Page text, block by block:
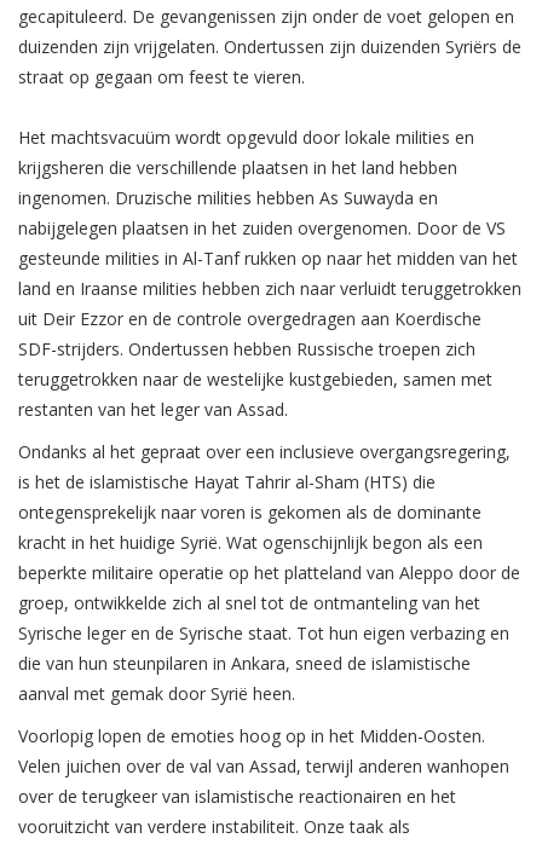
gecapituleerd. De gevangenissen zijn onder de voet gelopen en
duizenden zijn vrijgelaten. Ondertussen zijn duizenden Syriërs de
straat op gegaan om feest te vieren.
Het machtsvacuüm wordt opgevuld door lokale milities en
krijgsheren die verschillende plaatsen in het land hebben
ingenomen. Druzische milities hebben As Suwayda en
nabijgelegen plaatsen in het zuiden overgenomen. Door de VS
gesteunde milities in Al-Tanf rukken op naar het midden van het
land en Iraanse milities hebben zich naar verluidt teruggetrokken
uit Deir Ezzor en de controle overgedragen aan Koerdische
SDF-strijders. Ondertussen hebben Russische troepen zich
teruggetrokken naar de westelijke kustgebieden, samen met
restanten van het leger van Assad.
Ondanks al het gepraat over een inclusieve overgangsregering,
is het de islamistische Hayat Tahrir al-Sham (HTS) die
ontegensprekelijk naar voren is gekomen als de dominante
kracht in het huidige Syrië. Wat ogenschijnlijk begon als een
beperkte militaire operatie op het platteland van Aleppo door de
groep, ontwikkelde zich al snel tot de ontmanteling van het
Syrische leger en de Syrische staat. Tot hun eigen verbazing en
die van hun steunpilaren in Ankara, sneed de islamistische
aanval met gemak door Syrië heen.
Voorlopig lopen de emoties hoog op in het Midden-Oosten.
Velen juichen over de val van Assad, terwijl anderen wanhopen
over de terugkeer van islamistische reactionairen en het
vooruitzicht van verdere instabiliteit. Onze taak als